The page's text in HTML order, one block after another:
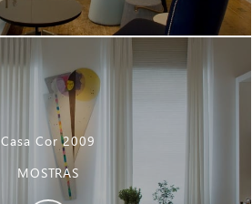
Casa Cor 2009
MOSTRAS